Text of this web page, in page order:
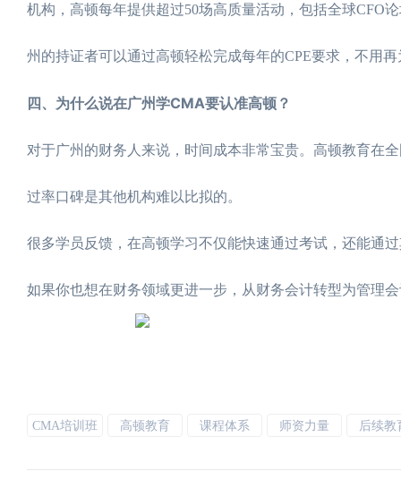
机构，高顿每年提供超过50场高质量活动，包括全球CFO
州的持证者可以通过高顿轻松完成每年的CPE要求，不用
四、为什么说在广州学CMA要认准高顿？
对于广州的财务人来说，时间成本非常宝贵。高顿教育在
过率口碑是其他机构难以比拟的。
很多学员反馈，在高顿学习不仅能快速通过考试，还能通
如果你也想在财务领域更进一步，从财务会计转型为管理
CMA培训班 高顿教育 课程体系 师资力量 后续教